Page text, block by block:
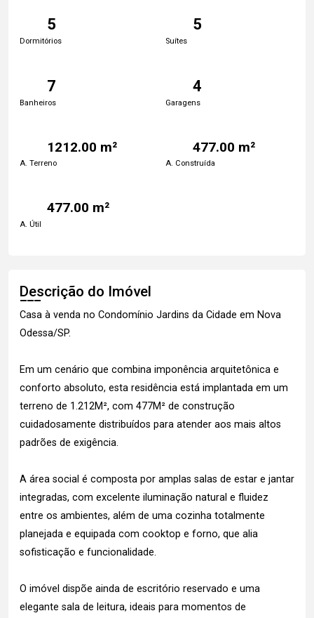
5
Dormitórios
5
Suítes
7
Banheiros
4
Garagens
1212.00 m²
A. Terreno
477.00 m²
A. Construída
477.00 m²
A. Útil
Descrição do Imóvel
Casa à venda no Condomínio Jardins da Cidade em Nova
Odessa/SP.
Em um cenário que combina imponência arquitetônica e
conforto absoluto, esta residência está implantada em um
terreno de 1.212M², com 477M² de construção
cuidadosamente distribuídos para atender aos mais altos
padrões de exigência.
A área social é composta por amplas salas de estar e jantar
integradas, com excelente iluminação natural e fluidez
entre os ambientes, além de uma cozinha totalmente
planejada e equipada com cooktop e forno, que alia
sofisticação e funcionalidade.
O imóvel dispõe ainda de escritório reservado e uma
elegante sala de leitura, ideais para momentos de